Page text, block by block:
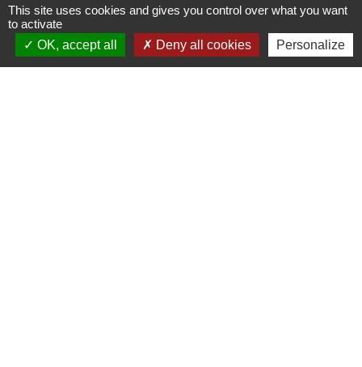
This site uses cookies and gives you control over what you want
to activate
OK, accept all
Deny all cookies Personalize